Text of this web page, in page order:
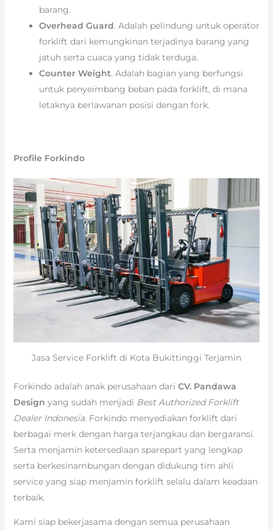
barang.
Overhead Guard. Adalah pelindung untuk operator
forklift dari kemungkinan terjadinya barang yang
jatuh serta cuaca yang tidak terduga.
Counter Weight. Adalah bagian yang berfungsi
untuk penyeimbang beban pada forklift, di mana
letaknya berlawanan posisi dengan fork.
Profile Forkindo
Jasa Service Forklift di Kota Bukittinggi Terjamin
Forkindo adalah anak perusahaan dari CV. Pandawa
Design yang sudah menjadi Best Authorized Forklift
Dealer Indonesia. Forkindo menyediakan forklift dari
berbagai merk dengan harga terjangkau dan bergaransi.
Serta menjamin ketersediaan sparepart yang lengkap
serta berkesinambungan dengan didukung tim ahli
service yang siap menjamin forklift selalu dalam keadaan
terbaik.
Kami siap bekerjasama dengan semua perusahaan